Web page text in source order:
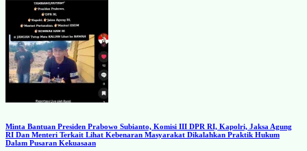
Minta Bantuan Presiden Prabowo Subianto, Komisi III DPR RI, Kapolri, Jaksa Agung
RI Dan Menteri Terkait Lihat Kebenaran Masyarakat Dikalahkan Praktik Hukum
Dalam Pusaran Kekuasaan